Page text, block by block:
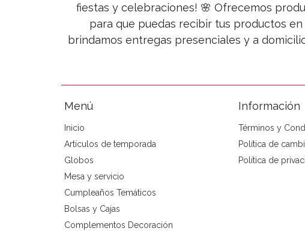
fiestas y celebraciones! 🌸 Ofrecemos
para que puedas recibir tus productos
brindamos entregas presenciales y a
Menú
Inicio
Artículos de temporada
Globos
Mesa y servicio
Cumpleaños Temáticos
Bolsas y Cajas
Complementos Decoración
Información
Términos y
Política de
Política de